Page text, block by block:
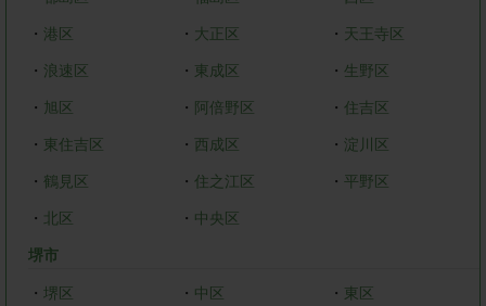
・ 港区 ・ 大正区 ・ 天王寺区
・ 浪速区 ・ 東成区 ・ 生野区
・ 旭区 ・ 阿倍野区 ・ 住吉区
・ 東住吉区 ・ 西成区 ・ 淀川区
・ 鶴見区 ・ 住之江区 ・平野区
・ 北区 ・ 中央区
堺市
・ 堺区 ・ 中区 ・ 東区